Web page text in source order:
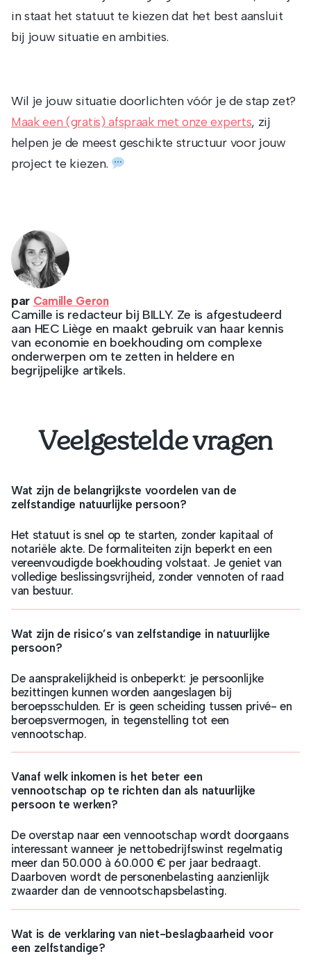
in staat het statuut te kiezen dat het best aansluit
bij jouw situatie en ambities.
Wil je jouw situatie doorlichten vóór je de stap zet?
Maak een (gratis) afspraak met onze experts, zij
helpen je de meest geschikte structuur voor jouw
project te kiezen.
par Camille Geron
Camille is redacteur bij BILLY. Ze is afgestudeerd
aan HEC Liège en maakt gebruik van haar kennis
van economie en boekhouding om complexe
onderwerpen om te zetten in heldere en
begrijpelijke artikels.
Veelgestelde vragen
Wat zijn de belangrijkste voordelen van de
zelfstandige natuurlijke persoon?
Het statuut is snel op te starten, zonder kapitaal of
notariële akte. De formaliteiten zijn beperkt en een
vereenvoudigde boekhouding volstaat. Je geniet van
volledige beslissingsvrijheid, zonder vennoten of raad
van bestuur.
Wat zijn de risico’s van zelfstandige in natuurlijke
persoon?
De aansprakelijkheid is onbeperkt: je persoonlijke
bezittingen kunnen worden aangeslagen bij
beroepsschulden. Er is geen scheiding tussen privé- en
beroepsvermogen, in tegenstelling tot een
vennootschap.
Vanaf welk inkomen is het beter een
vennootschap op te richten dan als natuurlijke
persoon te werken?
De overstap naar een vennootschap wordt doorgaans
interessant wanneer je nettobedrijfswinst regelmatig
meer dan 50.000 à 60.000 € per jaar bedraagt.
Daarboven wordt de personenbelasting aanzienlijk
zwaarder dan de vennootschapsbelasting.
Wat is de verklaring van niet-beslagbaarheid voor
een zelfstandige?